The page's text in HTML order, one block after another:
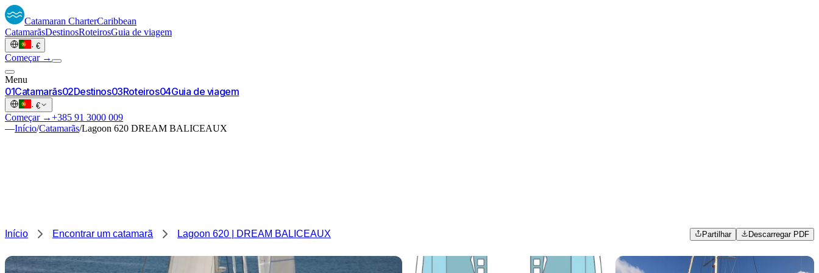
Catamaran CharterCaribbean
CatamarãsDestinosRoteirosGuia de viagem
· €
Começar →
Menu
01Catamarãs02Destinos03Roteiros04Guia de viagem
· €
Começar →+385 91 3000 009
—Início/Catamarãs/Lagoon 620 DREAM BALICEAUX
Início Encontrar um catamarã Lagoon 620 | DREAM BALICEAUX Partilhar Descarregar PDF